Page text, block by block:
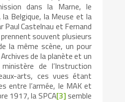
dans la Marne, le
Belgique, la Meuse et la
Paul Castelnau et Fernand
prennent souvent plusieurs
la même scène, un pour
de la planète et un
de l’Instruction
arts, ces vues étant
entre l’armée, le MAK et
1917, la SPCA[3] semble